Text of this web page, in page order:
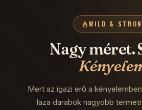
WILD &
Nagy méret.
Mert az igazi erő a
laza darabok nagyobb